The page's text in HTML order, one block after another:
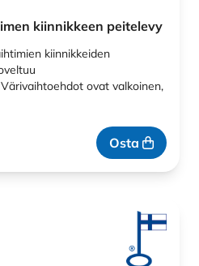
kiinnikkeen peitelevy
kiinnikkeiden
ovat valkoinen,
Osta